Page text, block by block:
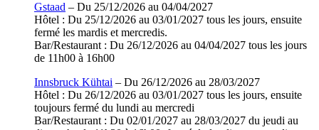
Gstaad – Du 25/12/2026 au 04/04/2027
Hôtel : Du 25/12/2026 au 03/01/2027 tous les jours, ensuite
fermé les mardis et mercredis.
Bar/Restaurant : Du 26/12/2026 au 04/04/2027 tous les jours
de 11h00 à 16h00
Innsbruck Kühtai – Du 26/12/2026 au 28/03/2027
Hôtel : Du 26/12/2026 au 03/01/2027 tous les jours, ensuite
toujours fermé du lundi au mercredi
Bar/Restaurant : Du 02/01/2027 au 28/03/2027 du jeudi au